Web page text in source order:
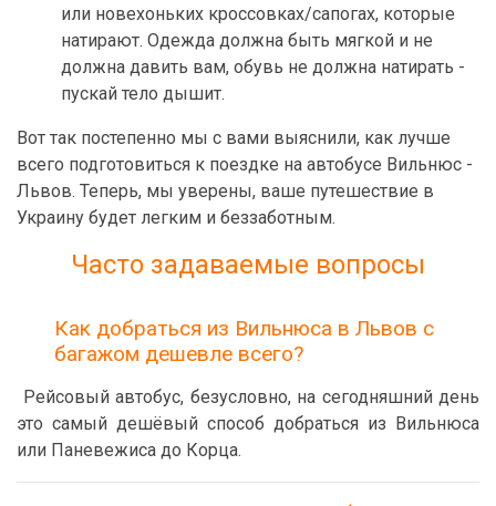
или новехоньких кроссовках/сапогах, которые
натирают. Одежда должна быть мягкой и не
должна давить вам, обувь не должна натирать -
пускай тело дышит.
Вот так постепенно мы с вами выяснили, как лучше
всего подготовиться к поездке на автобусе Вильнюс -
Львов. Теперь, мы уверены, ваше путешествие в
Украину будет легким и беззаботным.
Часто задаваемые вопросы
Как добраться из Вильнюса в Львов с
багажом дешевле всего?
Рейсовый автобус, безусловно, на сегодняшний день
это самый дешёвый способ добраться из Вильнюса
или Паневежиса до Корца.